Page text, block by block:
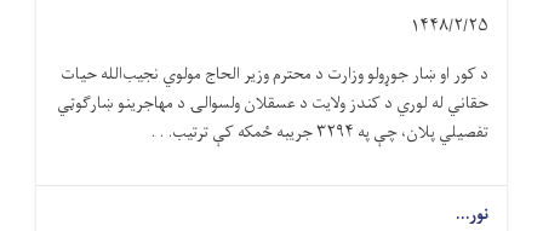
۱۴۴۸/۲/۲۵
د کور او ښار جوړولو وزارت د محترم وزیر الحاج مولوي نجیب‌الله حیات
حقاني له لوري د کندز ولایت د عسقلان ولسوالۍ د مهاجرینو ښارګوټي
تفصیلي پلان، چې په ۳۲۹۴جریبه ځمکه کې ترتیب. . .
نور...